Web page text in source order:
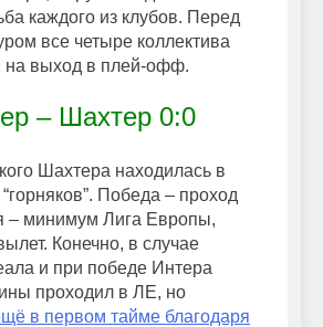
каждого из клубов. Перед
все четыре коллектива
на выход в плей-офф.
– Шахтер 0:0
Шахтера находилась в
“горняков”. Победа – проход
– минимум Лига Европы,
Конечно, в случае
и при победе Интера
проходил в ЛЕ, но
в первом тайме благодаря